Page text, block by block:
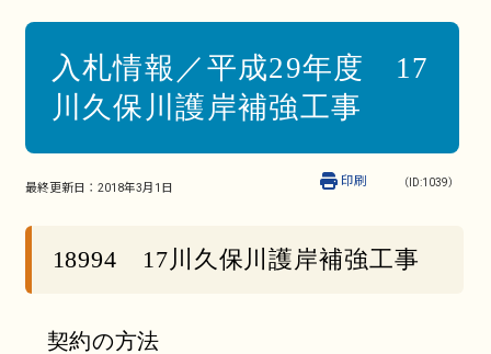
入札情報／平成29年度 17
川久保川護岸補強工事
最終更新日： 2018年3月1日 （ID:1039）
印刷
18994 17川久保川護岸補強工事
契約の方法